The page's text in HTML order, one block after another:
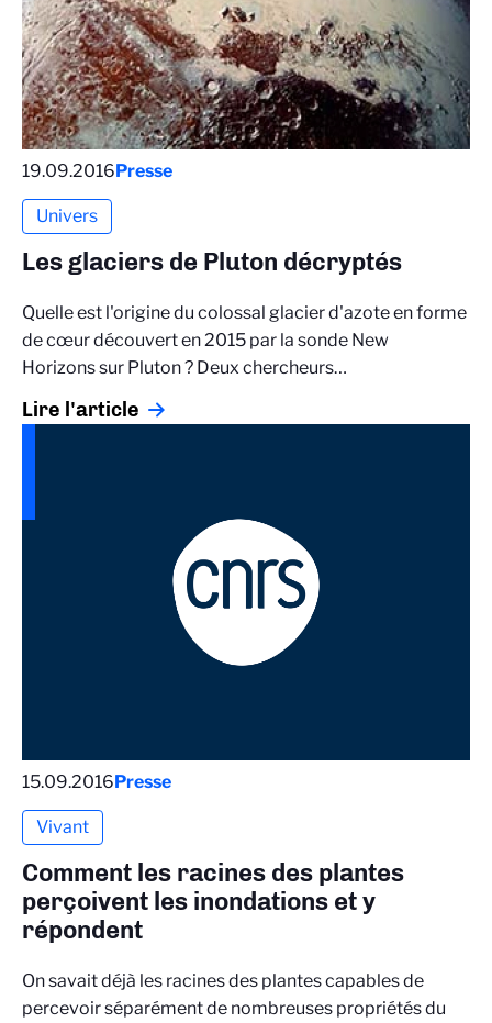
19.09.2016Presse
Univers
Les glaciers de Pluton décryptés
Quelle est l'origine du colossal glacier d'azote en forme
de cœur découvert en 2015 par la sonde New
Horizons sur Pluton ? Deux chercheurs…
Lire l'article
15.09.2016Presse
Vivant
Comment les racines des plantes
perçoivent les inondations et y
répondent
On savait déjà les racines des plantes capables de
percevoir séparément de nombreuses propriétés du